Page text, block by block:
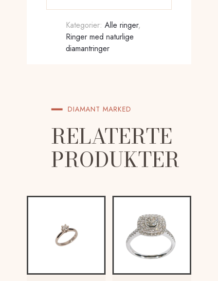
Kategorier:Alle ringer,
Ringer med naturlige
diamantringer
DIAMANT MARKED
RELATERTE
PRODUKTER